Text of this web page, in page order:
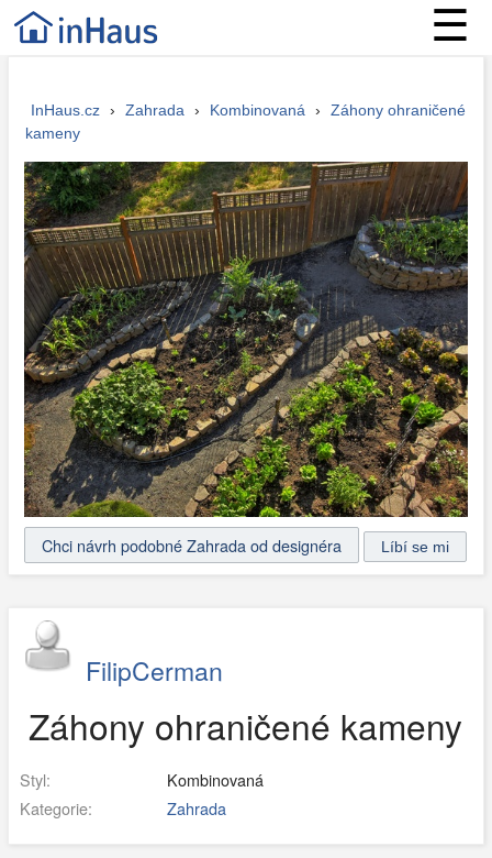
☰
InHaus.cz › Zahrada › Kombinovaná ›
Záhony ohraničené
kameny
Chci návrh podobné Zahrada od designéra
FilipCerman
Záhony ohraničené kameny
Styl:
Kombinovaná
Kategorie:
Zahrada